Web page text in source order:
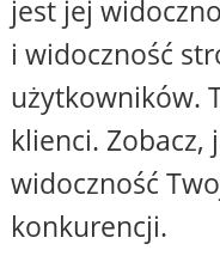
jest jej
i widoczność
użytkowników.
klienci. Zobacz,
widoczność
konkurencji.